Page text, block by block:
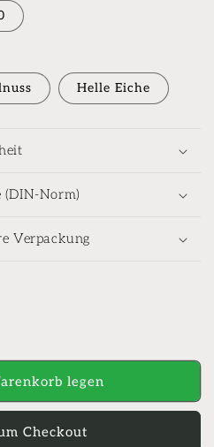
Helle Eiche
(DIN-Norm)
Verpackung
legen
Checkout